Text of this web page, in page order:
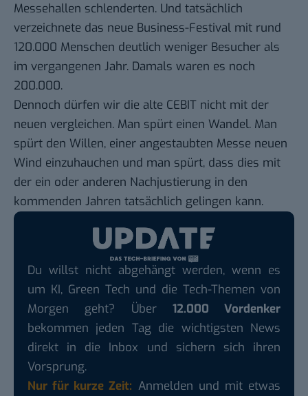
Messehallen schlenderten. Und tatsächlich
verzeichnete das neue Business-Festival mit rund
120.000 Menschen deutlich weniger Besucher als
im vergangenen Jahr. Damals waren es noch
200.000.
Dennoch dürfen wir die alte CEBIT nicht mit der
neuen vergleichen. Man spürt einen Wandel. Man
spürt den Willen, einer angestaubten Messe neuen
Wind einzuhauchen und man spürt, dass dies mit
der ein oder anderen Nachjustierung in den
kommenden Jahren tatsächlich gelingen kann.
Du willst nicht abgehängt werden, wenn es
um KI, Green Tech und die Tech-Themen von
Morgen geht? Über 12.000 Vordenker
bekommen jeden Tag die wichtigsten News
direkt in die Inbox und sichern sich ihren
Vorsprung.
Nur für kurze Zeit: Anmelden und mit etwas